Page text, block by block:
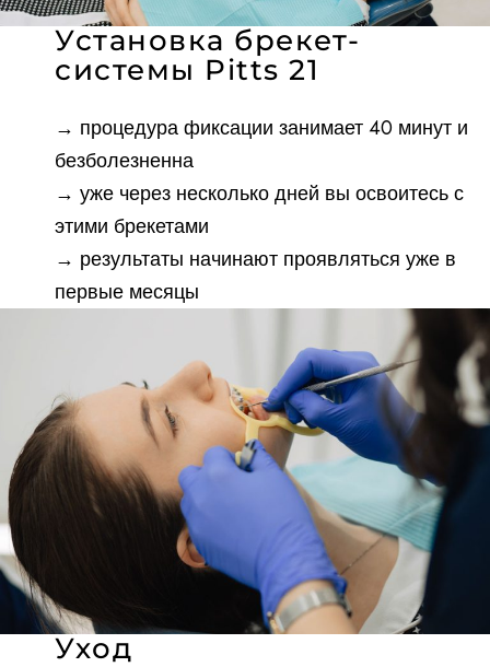
Установка брекет-
системы Pitts 21
→ процедура фиксации занимает 40 минут и
безболезненна
→ уже через несколько дней вы освоитесь с
этими брекетами
→ результаты начинают проявляться уже в
первые месяцы
Уход